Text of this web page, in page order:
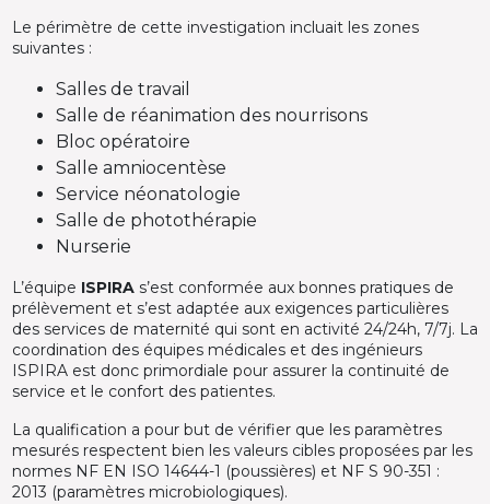
Le périmètre de cette investigation incluait les zones
suivantes :
Salles de travail
Salle de réanimation des nourrisons
Bloc opératoire
Salle amniocentèse
Service néonatologie
Salle de photothérapie
Nurserie
L’équipe ISPIRA s’est conformée aux bonnes pratiques de
prélèvement et s’est adaptée aux exigences particulières
des services de maternité qui sont en activité 24/24h, 7/7j. La
coordination des équipes médicales et des ingénieurs
ISPIRA est donc primordiale pour assurer la continuité de
service et le confort des patientes.
La qualification a pour but de vérifier que les paramètres
mesurés respectent bien les valeurs cibles proposées par les
normes NF EN ISO 14644-1 (poussières) et NF S 90-351 :
2013 (paramètres microbiologiques).